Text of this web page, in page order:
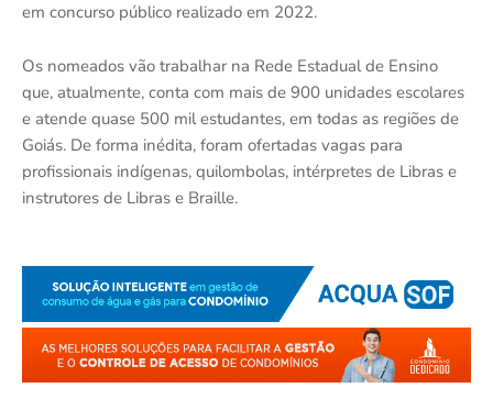
em concurso público realizado em 2022.
Os nomeados vão trabalhar na Rede Estadual de Ensino
que, atualmente, conta com mais de 900 unidades escolares
e atende quase 500 mil estudantes, em todas as regiões de
Goiás. De forma inédita, foram ofertadas vagas para
profissionais indígenas, quilombolas, intérpretes de Libras e
instrutores de Libras e Braille.